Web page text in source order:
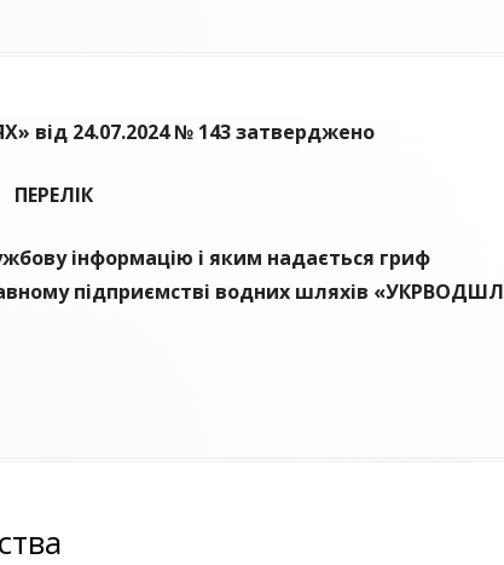
від 24.07.2024 № 143 затверджено
ПЕРЕЛІК
інформацію і яким надається гриф
підприємстві водних шляхів